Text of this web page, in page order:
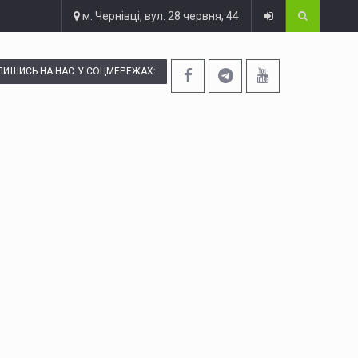
м. Чернівці, вул. 28 червня, 44
НА НАС У СОЦМЕРЕЖАХ: